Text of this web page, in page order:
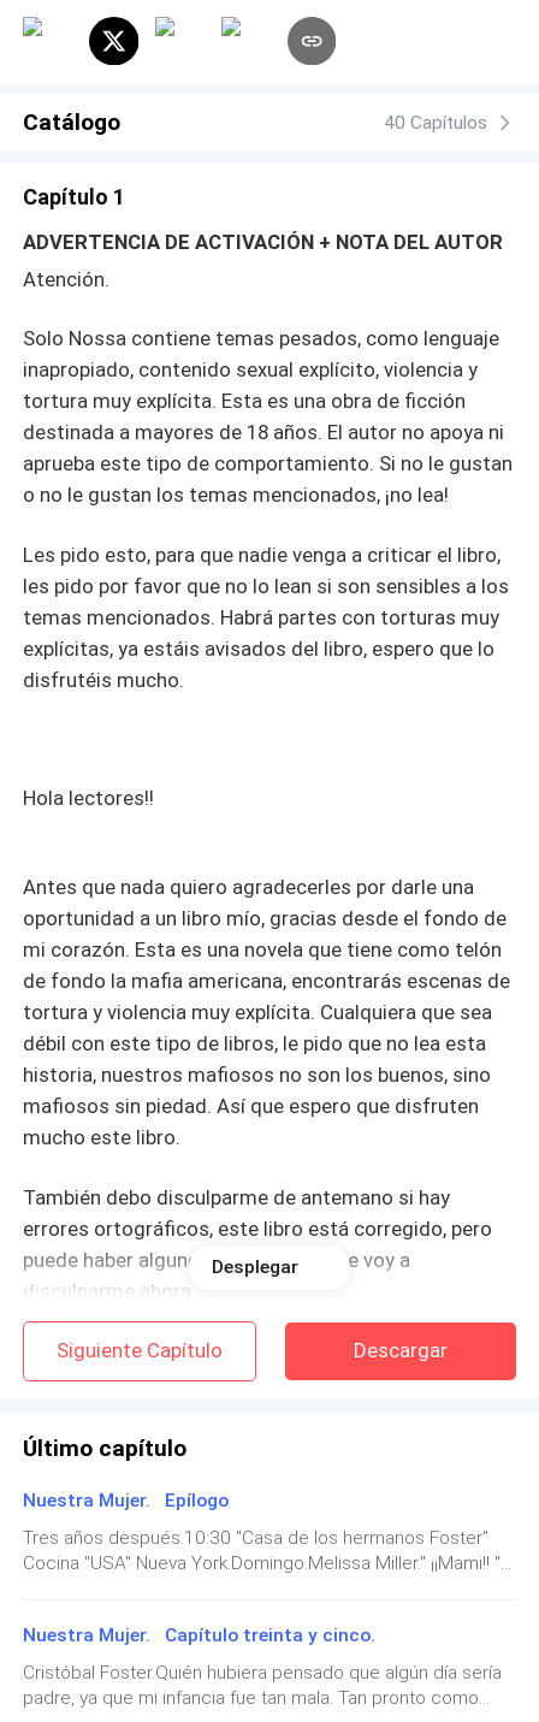
Catálogo 40 Capítulos
Capítulo 1
ADVERTENCIA DE ACTIVACIÓN + NOTA DEL AUTOR
Atención.
Solo Nossa contiene temas pesados, como lenguaje
inapropiado, contenido sexual explícito, violencia y
tortura muy explícita. Esta es una obra de ficción
destinada a mayores de 18 años. El autor no apoya ni
aprueba este tipo de comportamiento. Si no le gustan
o no le gustan los temas mencionados, ¡no lea!
Les pido esto, para que nadie venga a criticar el libro,
les pido por favor que no lo lean si son sensibles a los
temas mencionados. Habrá partes con torturas muy
explícitas, ya estáis avisados ​​del libro, espero que lo
disfrutéis mucho.
Hola lectores!!
Antes que nada quiero agradecerles por darle una
oportunidad a un libro mío, gracias desde el fondo de
mi corazón. Esta es una novela que tiene como telón
de fondo la mafia americana, encontrarás escenas de
tortura y violencia muy explícita. Cualquiera que sea
débil con este tipo de libros, le pido que no lea esta
historia, nuestros mafiosos no son los buenos, sino
mafiosos sin piedad. Así que espero que disfruten
mucho este libro.
También debo disculparme de antemano si hay
errores ortográficos, este libro está corregido, pero
puede haber algunos errores. Así que voy a
disculparme ahora.
Espero que les guste este libro.
Desplegar
Siguiente Capítulo Descargar
Último capítulo
Nuestra Mujer. Epílogo
Tres años después.10:30 ''Casa de los hermanos Foster''
Cocina ''USA'' Nueva York.Domingo.Melissa Miller.'' ¡¡Mami!! ''
¿Qué sucedió?'' Es que el padrino Harry dijo que ya se está
quedando sin carnes. ''Puse los ojos en blanco.Este hombre
siempre le dice a mi hija que haga cosas.'' Dile que venga a
buscarlo. '' Besé su frente. ''Dile a tu papá Chris que Harry te
Nuestra Mujer. Capítulo treinta y cinco.
Cristóbal Foster.Quién hubiera pensado que algún día sería
padre, ya que mi infancia fue tan mala. Tan pronto como